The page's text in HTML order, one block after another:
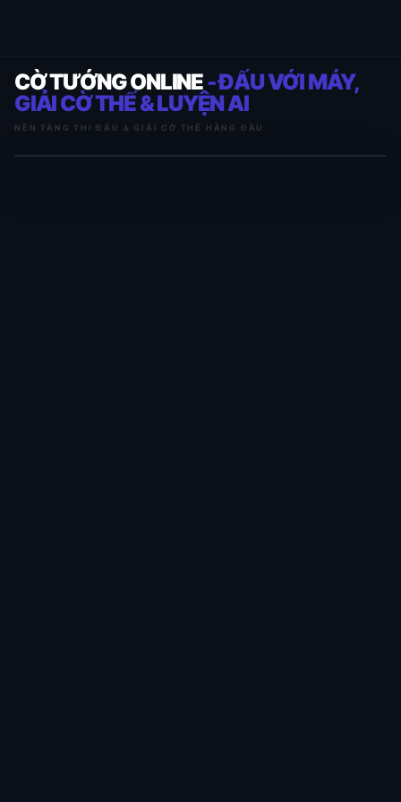
CỜ TƯỚNG ONLINE- ĐẤU VỚI MÁY,
GIẢI CỜ THẾ & LUYỆN AI
NỀN TẢNG THI ĐẤU & GIẢI CỜ THẾ HÀNG ĐẦU